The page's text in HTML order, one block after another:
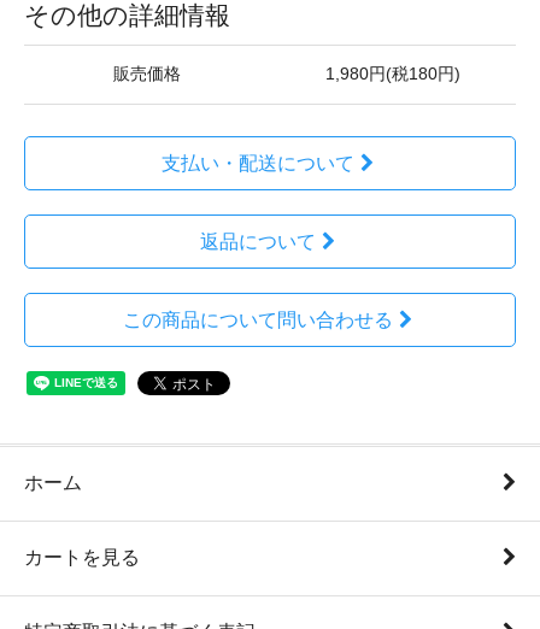
その他の詳細情報
販売価格 1,980円(税180円)
支払い・配送について
返品について
この商品について問い合わせる
ホーム
カートを見る